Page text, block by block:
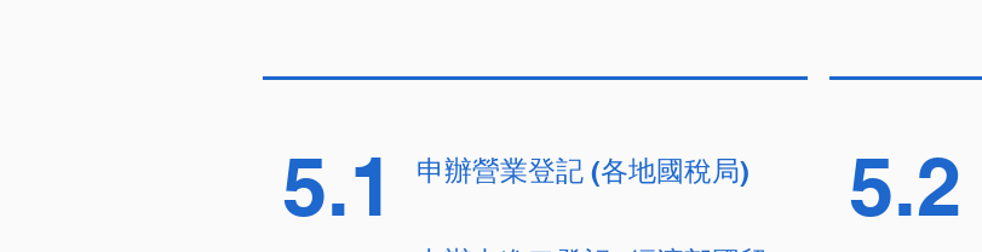
5.1
申辦營業登記 (各地國稅局)
5.2